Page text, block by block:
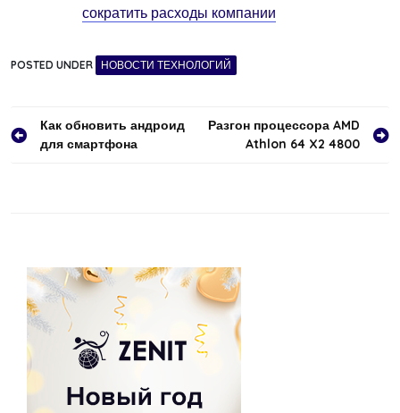
сократить расходы компании
POSTED UNDER НОВОСТИ ТЕХНОЛОГИЙ
Навигация
Как обновить андроид
для смартфона
Разгон процессора AMD
Athlon 64 X2 4800